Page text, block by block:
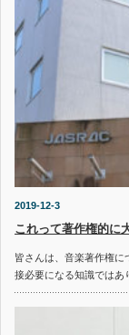
2019-12-3
これって著作権的に
皆さんは、音楽著作権
接必要になる知識ではあ